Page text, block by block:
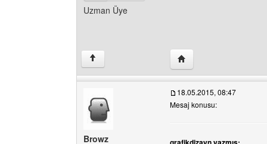
Uzman Üye
↑ Yazarın web sitesini
Browz
18.05.2015, 08:47
Mesaj konusu: